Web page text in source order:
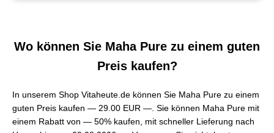
Wo können Sie Maha Pure zu einem guten
Preis kaufen?
In unserem Shop Vitaheute.de können Sie Maha Pure zu einem
guten Preis kaufen — 29.00 EUR — . Sie können Maha Pure mit
einem Rabatt von — 50% kaufen, mit schneller Lieferung nach